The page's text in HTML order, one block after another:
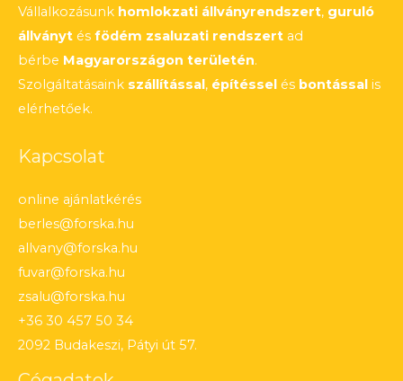
Vállalkozásunk homlokzati állványrendszert, guruló
állványt és födém zsaluzati rendszert ad
bérbe Magyarországon területén.
Szolgáltatásaink szállítással, építéssel és bontással is
elérhetőek.
Kapcsolat
online ajánlatkérés
berles@forska.hu
allvany@forska.hu
fuvar@forska.hu
zsalu@forska.hu
+36 30 457 50 34
2092 Budakeszi, Pátyi út 57.